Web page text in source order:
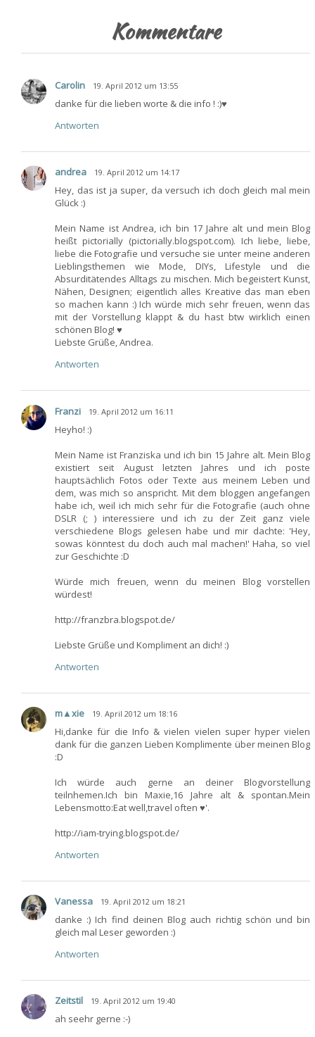
Kommentare
Carolin 19. April 2012 um 13:55
danke für die lieben worte & die info ! :)♥
Antworten
andrea 19. April 2012 um 14:17
Hey, das ist ja super, da versuch ich doch gleich mal mein
Glück :)
Mein Name ist Andrea, ich bin 17 Jahre alt und mein Blog
heißt pictorially (pictorially.blogspot.com). Ich liebe, liebe,
liebe die Fotografie und versuche sie unter meine anderen
Lieblingsthemen wie Mode, DIYs, Lifestyle und die
Absurditätendes Alltags zu mischen. Mich begeistert Kunst,
Nähen, Designen; eigentlich alles Kreative das man eben
so machen kann :) Ich würde mich sehr freuen, wenn das
mit der Vorstellung klappt & du hast btw wirklich einen
schönen Blog! ♥
Liebste Grüße, Andrea.
Antworten
Franzi 19. April 2012 um 16:11
Heyho! :)
Mein Name ist Franziska und ich bin 15 Jahre alt. Mein Blog
existiert seit August letzten Jahres und ich poste
hauptsächlich Fotos oder Texte aus meinem Leben und
dem, was mich so anspricht. Mit dem bloggen angefangen
habe ich, weil ich mich sehr für die Fotografie (auch ohne
DSLR (; ) interessiere und ich zu der Zeit ganz viele
verschiedene Blogs gelesen habe und mir dachte: 'Hey,
sowas könntest du doch auch mal machen!' Haha, so viel
zur Geschichte :D
Würde mich freuen, wenn du meinen Blog vorstellen
würdest!
http://franzbra.blogspot.de/
Liebste Grüße und Kompliment an dich! :)
Antworten
m▲xie 19. April 2012 um 18:16
Hi,danke für die Info & vielen vielen super hyper vielen
dank für die ganzen Lieben Komplimente über meinen Blog
:D
Ich würde auch gerne an deiner Blogvorstellung
teilnhemen.Ich bin Maxie,16 Jahre alt & spontan.Mein
Lebensmotto:Eat well,travel often ♥'.
http://iam-trying.blogspot.de/
Antworten
Vanessa 19. April 2012 um 18:21
danke :) Ich find deinen Blog auch richtig schön und bin
gleich mal Leser geworden :)
Antworten
Zeitstil 19. April 2012 um 19:40
ah seehr gerne :-)